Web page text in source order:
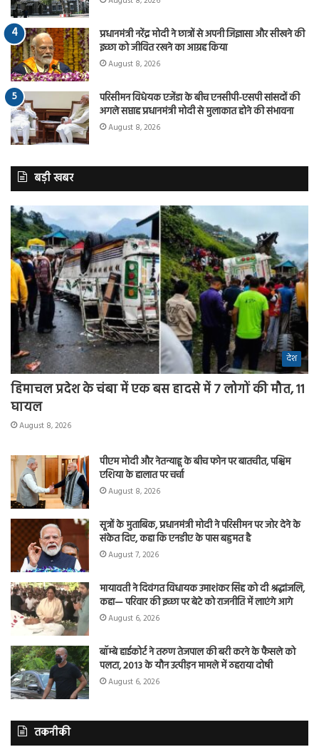
प्रधानमंत्री नरेंद्र मोदी ने छात्रों से अपनी जिज्ञासा और सीखने की
इच्छा को जीवित रखने का आग्रह किया
August 8, 2026
परिसीमन विधेयक एजेंडा के बीच एनसीपी-एसपी सांसदों की
अगले सप्ताह प्रधानमंत्री मोदी से मुलाकात होने की संभावना
August 8, 2026
बड़ी खबर
देश
हिमाचल प्रदेश के चंबा में एक बस हादसे में 7 लोगों की मौत, 11
घायल
August 8, 2026
पीएम मोदी और नेतन्याहू के बीच फोन पर बातचीत, पश्चिम
एशिया के हालात पर चर्चा
August 8, 2026
सूत्रों के मुताबिक, प्रधानमंत्री मोदी ने परिसीमन पर जोर देने के
संकेत दिए, कहा कि एनडीए के पास बहुमत है
August 7, 2026
मायावती ने दिवंगत विधायक उमाशंकर सिंह को दी श्रद्धांजलि,
कहा— परिवार की इच्छा पर बेटे को राजनीति में लाएंगे आगे
August 6, 2026
बॉम्बे हाईकोर्ट ने तरुण तेजपाल की बरी करने के फैसले को
पलटा, 2013 के यौन उत्पीड़न मामले में ठहराया दोषी
August 6, 2026
तकनीकी